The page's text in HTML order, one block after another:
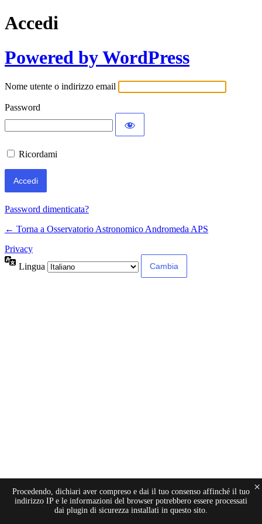
Accedi
Powered by WordPress
Nome utente o indirizzo email
Password
Ricordami
Password dimenticata?
← Torna a Osservatorio Astronomico Andromeda APS
Privacy
Lingua
Procedendo, dichiari aver compreso e dai il tuo consenso affinché il tuo
indirizzo IP e le informazioni del browser potrebbero essere processati
dai plugin di sicurezza installati in questo sito.
×